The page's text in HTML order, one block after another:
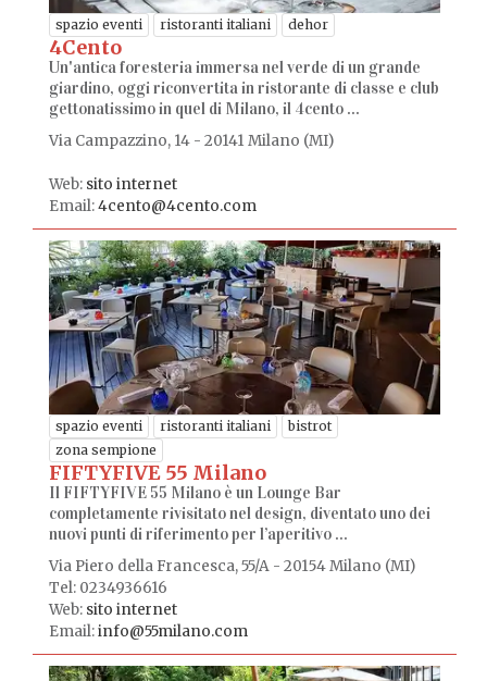
spazio eventi ristoranti italiani dehor
4Cento
Un'antica foresteria immersa nel verde di un grande
giardino, oggi riconvertita in ristorante di classe e club
gettonatissimo in quel di Milano, il 4cento ...
Via Campazzino, 14 - 20141 Milano (MI)
Web: sito internet
Email:4cento@4cento.com
spazio eventi ristoranti italiani
bistrot
zona sempione
FIFTYFIVE 55 Milano
Il FIFTYFIVE 55 Milano è un Lounge Bar
completamente rivisitato nel design, diventato uno dei
nuovi punti di riferimento per l’aperitivo ...
Via Piero della Francesca, 55/A - 20154 Milano (MI)
Tel: 0234936616
Web: sito internet
Email:info@55milano.com